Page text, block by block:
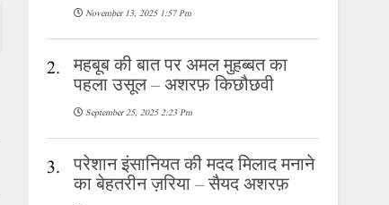
November 13, 2025 1:57 Pm
2. महबूब की बात पर अमल मुहब्बत का
पहला उसूल – अशरफ़ किछौछवी
September 25, 2025 2:23 Pm
3. परेशान इंसानियत की मदद मिलाद मनाने
का बेहतरीन ज़रिया – सैयद अशरफ़